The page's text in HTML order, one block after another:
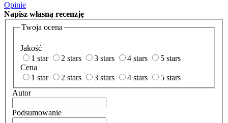
Opinie
Napisz własną recenzję
Twoja ocena
Jakość
1 star
2 stars 3 stars 4 stars
5 stars
Cena
1 star
2 stars 3 stars 4 stars
5 stars
Autor
Podsumowanie